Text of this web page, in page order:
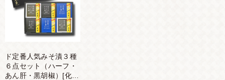
ド定番人気みそ漬３種
６点セット（ハーフ・
あん肝・黒胡椒）[化粧